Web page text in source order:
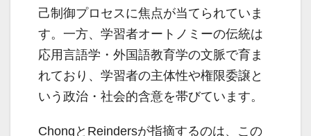
己制御プロセスに焦点が当てられていま
す。一方、学習者オートノミーの伝統は
応用言語学・外国語教育学の文脈で育ま
れており、学習者の主体性や権限委譲と
いう政治・社会的含意を帯びています。
ChongとReindersが指摘するのは、この